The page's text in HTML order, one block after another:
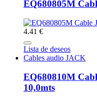
EQ680805M
4.41 €
Lista de deseos
Cables audio JACK
EQ680810M
10,0mts